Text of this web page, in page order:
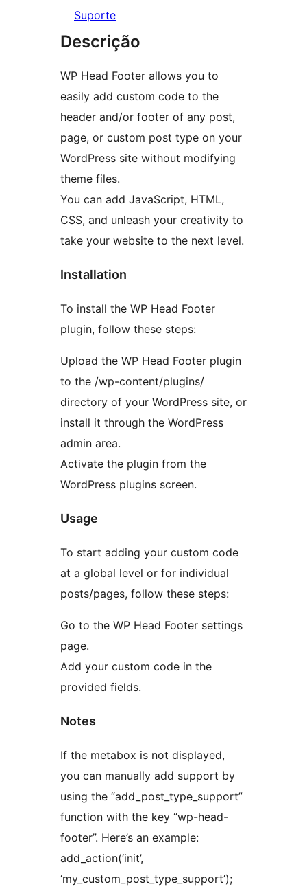
Suporte
Descrição
WP Head Footer allows you to
easily add custom code to the
header and/or footer of any post,
page, or custom post type on your
WordPress site without modifying
theme files.
You can add JavaScript, HTML,
CSS, and unleash your creativity to
take your website to the next level.
Installation
To install the WP Head Footer
plugin, follow these steps:
Upload the WP Head Footer plugin
to the /wp-content/plugins/
directory of your WordPress site, or
install it through the WordPress
admin area.
Activate the plugin from the
WordPress plugins screen.
Usage
To start adding your custom code
at a global level or for individual
posts/pages, follow these steps:
Go to the WP Head Footer settings
page.
Add your custom code in the
provided fields.
Notes
If the metabox is not displayed,
you can manually add support by
using the “add_post_type_support”
function with the key “wp-head-
footer”. Here’s an example:
add_action(‘init’,
‘my_custom_post_type_support’);